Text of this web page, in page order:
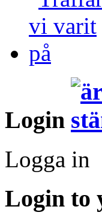
Login
Logga in
Login to